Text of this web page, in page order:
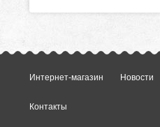
Интернет-магазин Новости
Контакты